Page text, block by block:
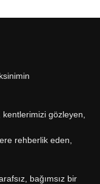
gözleyen,
rehberlik eden,
bağımsız bir